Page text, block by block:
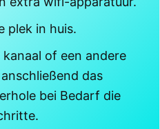
plek in huis.
of een andere
das
bei Bedarf die